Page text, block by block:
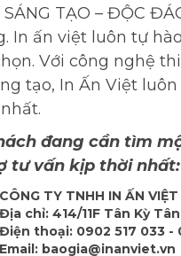
TẠO – ĐỘC
In ấn việt luôn tự
Với công nghệ
tạo, In Ấn Việt
đang cần tìm
tư vấn kịp thời nhất:
CÔNG TY TNHH IN ẤN VIỆT
Địa chỉ: 414/11F Tân Kỳ
Điện thoại: 0902 517 033 -
Email: baogia@inanviet.vn